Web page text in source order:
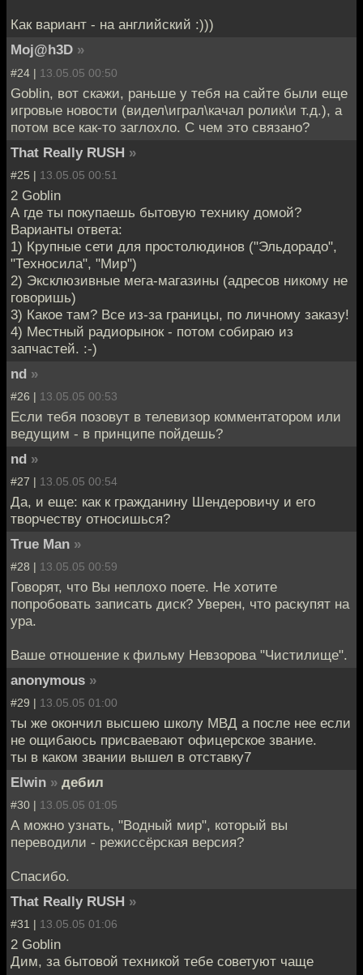
Как вариант - на английский :)))
Moj@h3D »
#24 | 13.05.05 00:50
Goblin, вот скажи, раньше у тебя на сайте были еще
игровые новости (видел\играл\качал ролик\и т.д.), а
потом все как-то заглохло. С чем это связано?
That Really RUSH »
#25 | 13.05.05 00:51
2 Goblin
А где ты покупаешь бытовую технику домой?
Варианты ответа:
1) Крупные сети для простолюдинов ("Эльдорадо",
"Техносила", "Мир")
2) Эксклюзивные мега-магазины (адресов никому не
говоришь)
3) Какое там? Все из-за границы, по личному заказу!
4) Местный радиорынок - потом собираю из
запчастей. :-)
nd »
#26 | 13.05.05 00:53
Если тебя позовут в телевизор комментатором или
ведущим - в принципе пойдешь?
nd »
#27 | 13.05.05 00:54
Да, и еще: как к гражданину Шендеровичу и его
творчеству относишься?
True Man »
#28 | 13.05.05 00:59
Говорят, что Вы неплохо поете. Не хотите
попробовать записать диск? Уверен, что раскупят на
ура.
Ваше отношение к фильму Невзорова "Чистилище".
anonymous »
#29 | 13.05.05 01:00
ты же окончил высшею школу МВД а после нее если
не ощибаюсь присваевают офицерское звание.
ты в каком звании вышел в отставку7
Elwin » дебил
#30 | 13.05.05 01:05
А можно узнать, "Водный мир", который вы
переводили - режиссёрская версия?
Спасибо.
That Really RUSH »
#31 | 13.05.05 01:06
2 Goblin
Дим, за бытовой техникой тебе советуют чаще